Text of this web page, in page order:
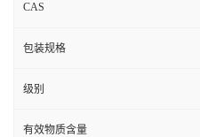
CAS
包装规格
级别
有效物质含量